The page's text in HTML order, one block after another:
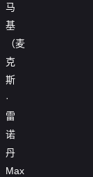
马
基
（麦
克
斯
·
雷
诺
丹
Max